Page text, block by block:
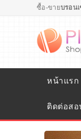
ซื้อ-ขายบรอน
หน้าแรก
ติดต่อสอ